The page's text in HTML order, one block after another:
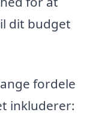
dit budget
fordele
inkluderer: